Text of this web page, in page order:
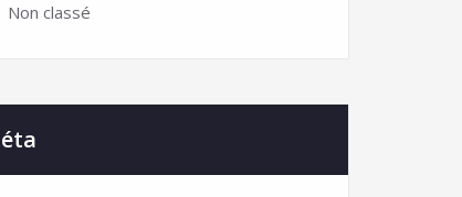
Non classé